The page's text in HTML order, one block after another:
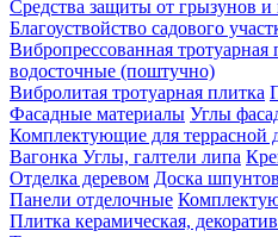
Средства защиты от грызунов и
Благоуствойство садового
Вибропрессованная тротуарная
водосточные (поштучно)
Вибролитая тротуарная плитка
Фасадные материалы Углы
Комплектующие для террасной
Вагонка Углы, галтели липа
Отделка деревом Доска
Панели отделочные
Плитка керамическая,